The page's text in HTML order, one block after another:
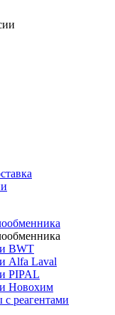
BWT
Alfa Laval
PIPAL
Новохим
с реагентами